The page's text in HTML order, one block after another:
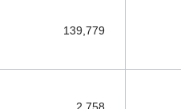
139,779
2,758